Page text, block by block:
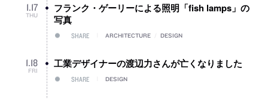
1.17
THU
フランク・ゲーリーによる照明「fish lamps」の
写真
SHARE ARCHITECTURE DESIGN
1.18
FRI
工業デザイナーの渡辺力さんが亡くなりました
SHARE DESIGN